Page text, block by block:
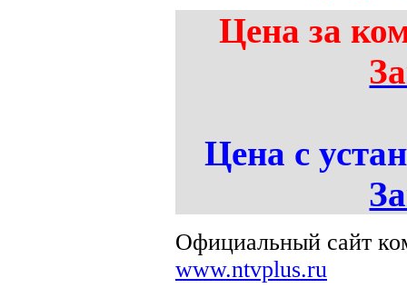
Цена за
Цена с
Официальный сайт
www.ntvplus.ru